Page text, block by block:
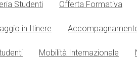
Studenti Offerta Formativa
in Itinere
Mobilità Internazionale